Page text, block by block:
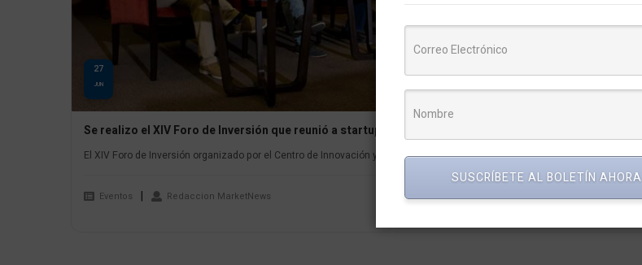
27
JUN
Se realizo el XIV Foro de Inversión que reunió a startups e inversionistas
El XIV Foro de Inversión organizado por el Centro de Innovación y Emprendimiento Hub UDEP en Perú, junto con el...
Eventos Redaccion MarketNews
SUSCRÍBETE AL BOLETÍN AHORA